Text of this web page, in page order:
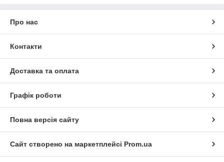
Про нас
Контакти
Доставка та оплата
Графік роботи
Повна версія сайту
Сайт створено на маркетплейсі Prom.ua